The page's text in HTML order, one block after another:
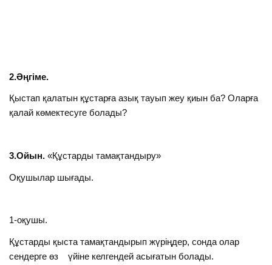
2.Әңгіме.
Қыстап қалатын құстарға азық тауып жеу қиын ба? Оларға
қалай көмектесуге болады?
3.Ойын. «Құстарды тамақтандыру»
Оқушылар шығады.
1-оқушы.
Құстарды қыста тамақтандырып жүріңдер, сонда олар
сендерге өз үйіне келгендей асығатын болады.